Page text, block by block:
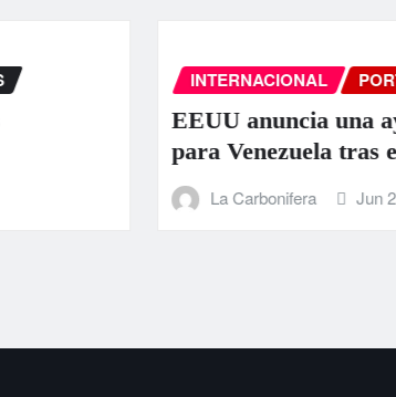
INTERNACIONAL PORTADA SUCESOS
anuncia una ayuda de 130
para Venezuela tras el doble terremoto
Jun 25, 2026